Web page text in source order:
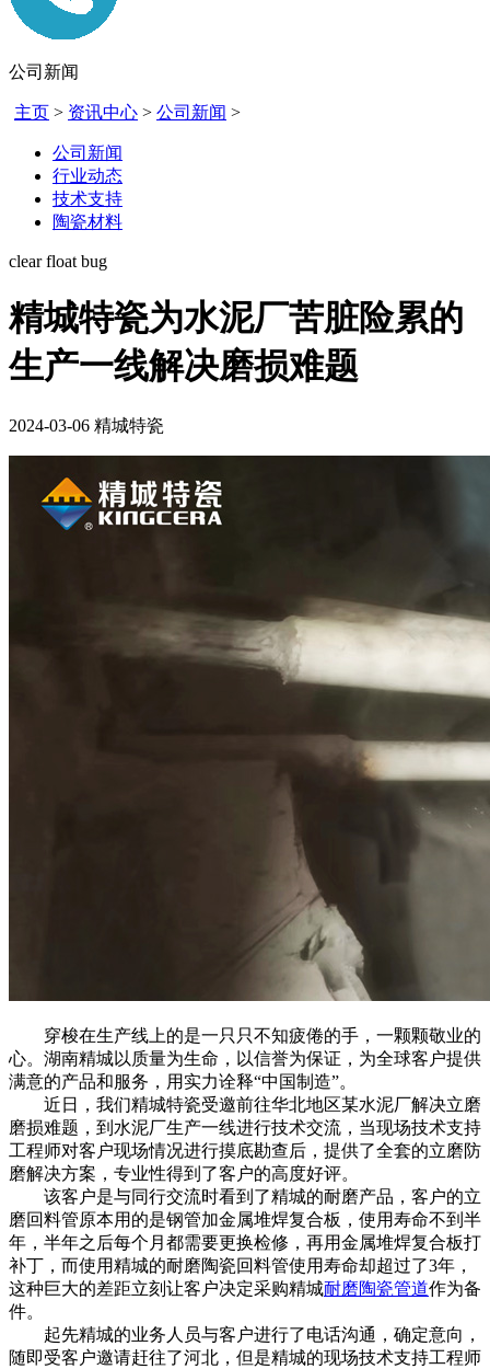
公司新闻
主页 > 资讯中心 > 公司新闻 >
公司新闻
行业动态
技术支持
陶瓷材料
clear float bug
精城特瓷为水泥厂苦脏险累的
生产一线解决磨损难题
2024-03-06 精城特瓷
穿梭在生产线上的是一只只不知疲倦的手，一颗颗敬业的
心。湖南精城以质量为生命，以信誉为保证，为全球客户提供
满意的产品和服务，用实力诠释“中国制造”。
近日，我们精城特瓷受邀前往华北地区某水泥厂解决立磨
磨损难题，到水泥厂生产一线进行技术交流，当现场技术支持
工程师对客户现场情况进行摸底勘查后，提供了全套的立磨防
磨解决方案，专业性得到了客户的高度好评。
该客户是与同行交流时看到了精城的耐磨产品，客户的立
磨回料管原本用的是钢管加金属堆焊复合板，使用寿命不到半
年，半年之后每个月都需要更换检修，再用金属堆焊复合板打
补丁，而使用精城的耐磨陶瓷回料管使用寿命却超过了3年，
这种巨大的差距立刻让客户决定采购精城耐磨陶瓷管道作为备
件。
起先精城的业务人员与客户进行了电话沟通，确定意向，
随即受客户邀请赶往了河北，但是精城的现场技术支持工程师